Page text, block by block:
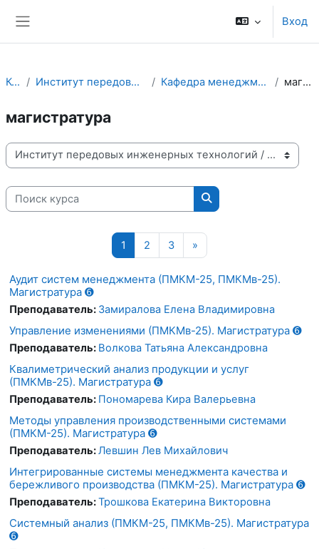
Вход
Курсы Институт передовых инженерных технологий Кафедра менеджмента качества и инноваций магистратура
магистратура
Категории курсов
Поиск курса
Поиск курса
1 Страница 1
2 Страница 2
3Страница 3
»
Аудит систем менеджмента (ПМКМ-25, ПМКМв-25).
Магистратура ➏
Преподаватель: Замиралова Елена Владимировна
Управление изменениями (ПМКМв-25). Магистратура ➏
Преподаватель: Волкова Татьяна Александровна
Квалиметрический анализ продукции и услуг
(ПМКМв-25). Магистратура ➏
Преподаватель: Пономарева Кира Валерьевна
Методы управления производственными системами
(ПМКМ-25). Магистратура ➏
Преподаватель:Левшин Лев Михайлович
Интегрированные системы менеджмента качества и
бережливого производства (ПМКМ-25). Магистратура ➏
Преподаватель:Трошкова Екатерина Викторовна
Системный анализ (ПМКМ-25, ПМКМв-25). Магистратура
➏